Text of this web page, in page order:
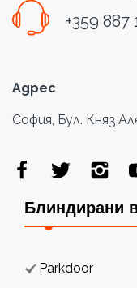
+359 887
Адрес
София, Бул. Княз
Блиндирани
Parkdoor